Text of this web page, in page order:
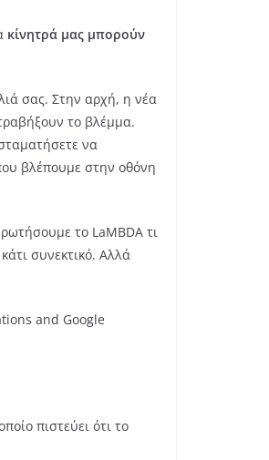
κίνητρά μας μπορούν
σας. Στην αρχή, η νέα
το βλέμμα.
να
βλέπουμε στην οθόνη
το LaMBDA τι
συνεκτικό. Αλλά
and Google
πιστεύει ότι το